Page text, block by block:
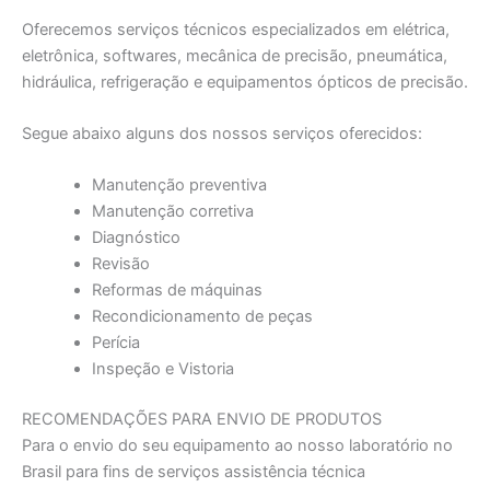
Oferecemos serviços técnicos especializados em elétrica,
eletrônica, softwares, mecânica de precisão, pneumática,
hidráulica, refrigeração e equipamentos ópticos de precisão.
Segue abaixo alguns dos nossos serviços oferecidos:
Manutenção preventiva
Manutenção corretiva
Diagnóstico
Revisão
Reformas de máquinas
Recondicionamento de peças
Perícia
Inspeção e Vistoria
RECOMENDAÇÕES PARA ENVIO DE PRODUTOS
Para o envio do seu equipamento ao nosso laboratório no
Brasil para fins de serviços assistência técnica